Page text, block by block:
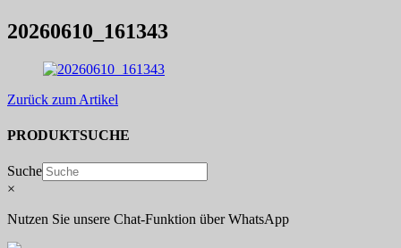
20260610_161343
Zurück zum Artikel
PRODUKTSUCHE
Suche
×
Nutzen Sie unsere Chat-Funktion über WhatsApp